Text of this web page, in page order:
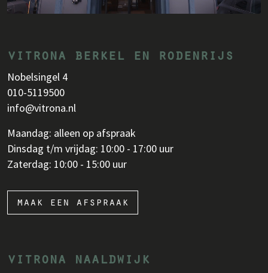
vitrona berkel en rodenrijs
Nobelsingel 4
010-5119500
info@vitrona.nl
Maandag: alleen op afspraak
Dinsdag t/m vrijdag: 10:00 - 17:00 uur
Zaterdag: 10:00 - 15:00 uur
maak een afspraak
vitrona naaldwijk